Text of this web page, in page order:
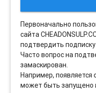
Первоначально
сайта
подтвердить
Часто вопрос на
замаскирован.
Например,
может быть запущено